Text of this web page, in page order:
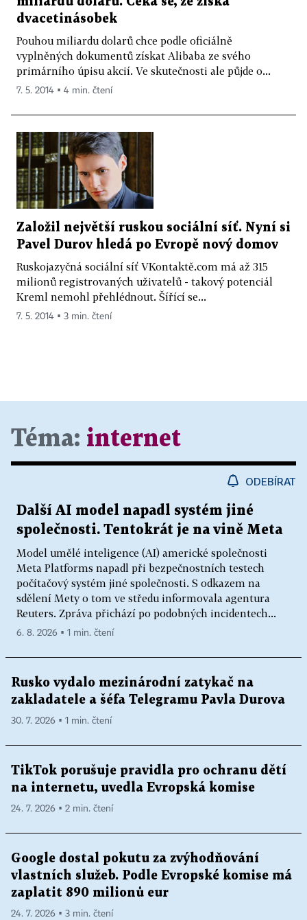
dvacetinásobek
Pouhou miliardu dolarů chce podle oficiálně
vyplněných dokumentů získat Alibaba ze svého
primárního úpisu akcií. Ve skutečnosti ale půjde o...
7. 5. 2014 ▪ 4 min. čtení
Založil největší ruskou sociální síť. Nyní si
Pavel Durov hledá po Evropě nový domov
Ruskojazyčná sociální síť VKontaktě.com má až 315
milionů registrovaných uživatelů - takový potenciál
Kreml nemohl přehlédnout. Šířící se...
7. 5. 2014 ▪ 3 min. čtení
Téma: internet
ODEBÍRAT
Další AI model napadl systém jiné
společnosti. Tentokrát je na vině Meta
Model umělé inteligence (AI) americké společnosti
Meta Platforms napadl při bezpečnostních testech
počítačový systém jiné společnosti. S odkazem na
sdělení Mety o tom ve středu informovala agentura
Reuters. Zpráva přichází po podobných incidentech...
6. 8. 2026 ▪ 1 min. čtení
Rusko vydalo mezinárodní zatykač na
zakladatele a šéfa Telegramu Pavla Durova
30. 7. 2026 ▪ 1 min. čtení
TikTok porušuje pravidla pro ochranu dětí
na internetu, uvedla Evropská komise
24. 7. 2026 ▪ 2 min. čtení
Google dostal pokutu za zvýhodňování
vlastních služeb. Podle Evropské komise má
zaplatit 890 milionů eur
24. 7. 2026 ▪ 3 min. čtení